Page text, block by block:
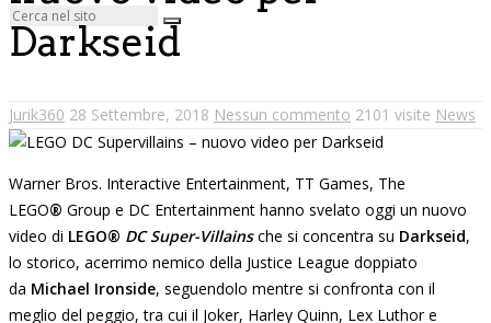
Darkseid
Jurik360 28 Settembre, 2018 Nessun commento 2101 visite News
Warner Bros. Interactive Entertainment, TT Games, The
LEGO® Group e DC Entertainment hanno svelato oggi un nuovo
video di LEGO® DC Super-Villainsche si concentra su Darkseid,
lo storico, acerrimo nemico della Justice League doppiato
da Michael Ironside, seguendolo mentre si confronta con il
meglio del peggio, tra cui il Joker, Harley Quinn, Lex Luthor e